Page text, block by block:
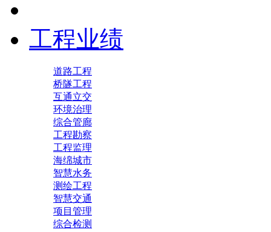
工程业绩
道路工程
桥隧工程
互通立交
环境治理
综合管廊
工程勘察
工程监理
海绵城市
智慧水务
测绘工程
智慧交通
项目管理
综合检测